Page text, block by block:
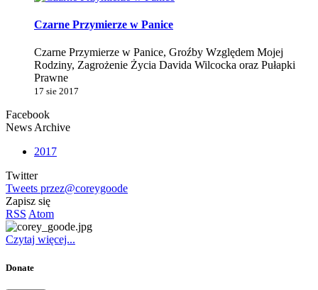
Czarne Przymierze w Panice
Czarne Przymierze w Panice, Groźby Względem Mojej
Rodziny, Zagrożenie Życia Davida Wilcocka oraz Pułapki
Prawne
17 sie 2017
Facebook
News Archive
2017
Twitter
Tweets przez@coreygoode
Zapisz się
RSS Atom
Czytaj więcej...
Donate